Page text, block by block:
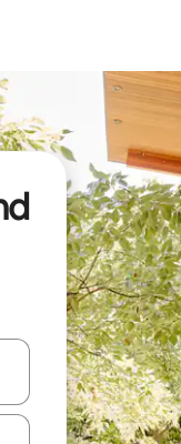
keuze met je de